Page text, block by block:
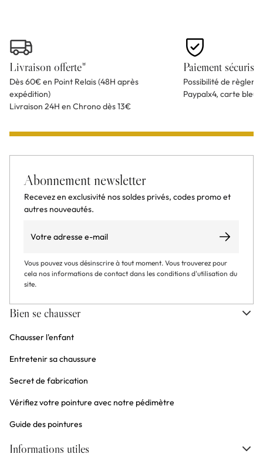
Livraison offerte*
Dès 60€ en Point Relais (48H après
expédition)
Livraison 24H en Chrono dès 13€
Paiement sécurisé
Possibilité de
Paypalx4, carte
Abonnement newsletter
Recevez en exclusivité nos soldes privés, codes promo et
autres nouveautés.
S’abonner
Vous pouvez vous désinscrire à tout moment. Vous trouverez pour
cela nos informations de contact dans les conditions d'utilisation du
site.
Bien se chausser
Chausser l'enfant
Entretenir sa chaussure
Secret de fabrication
Vérifiez votre pointure avec notre pédimètre
Guide des pointures
Informations utiles